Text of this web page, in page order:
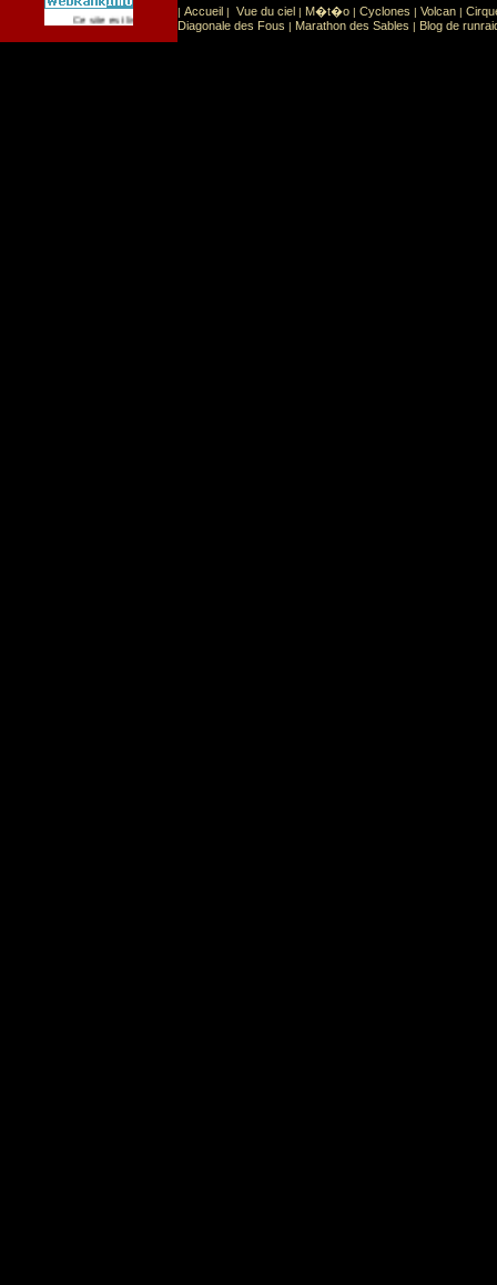
Ce site est list� dans la cat�gorie Sport Sports extr�mes
| Accueil | Vue du ciel | M�t�o | Cyclones | Volcan |
Diagonale des Fous | Marathon des Sables | Blog de